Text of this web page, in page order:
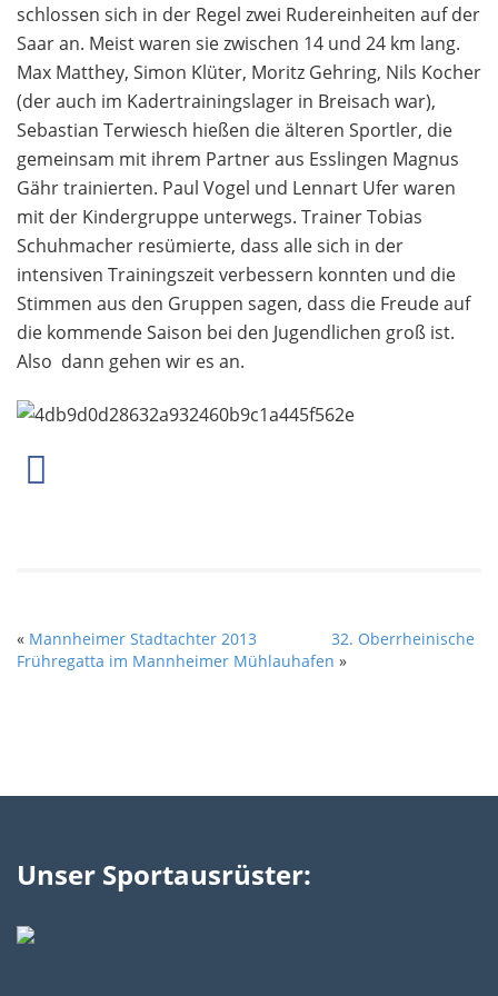
schlossen sich in der Regel zwei Rudereinheiten auf der
Saar an. Meist waren sie zwischen 14 und 24 km lang.
Max Matthey, Simon Klüter, Moritz Gehring, Nils Kocher
(der auch im Kadertrainingslager in Breisach war),
Sebastian Terwiesch hießen die älteren Sportler, die
gemeinsam mit ihrem Partner aus Esslingen Magnus
Gähr trainierten. Paul Vogel und Lennart Ufer waren
mit der Kindergruppe unterwegs. Trainer Tobias
Schuhmacher resümierte, dass alle sich in der
intensiven Trainingszeit verbessern konnten und die
Stimmen aus den Gruppen sagen, dass die Freude auf
die kommende Saison bei den Jugendlichen groß ist.
Also  dann gehen wir es an.
« Mannheimer Stadtachter 2013
32. Oberrheinische
Frühregatta im Mannheimer Mühlauhafen »
Unser Sportausrüster: